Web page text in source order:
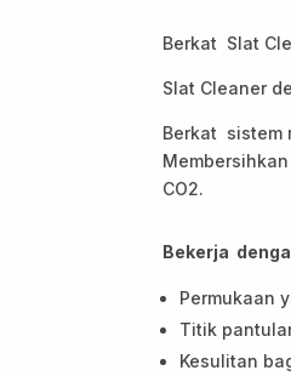
Berkat Slat
Slat Cleaner
Berkat sistem
CO2.
Bekerja
Permukaan
Titik
Kesulitan